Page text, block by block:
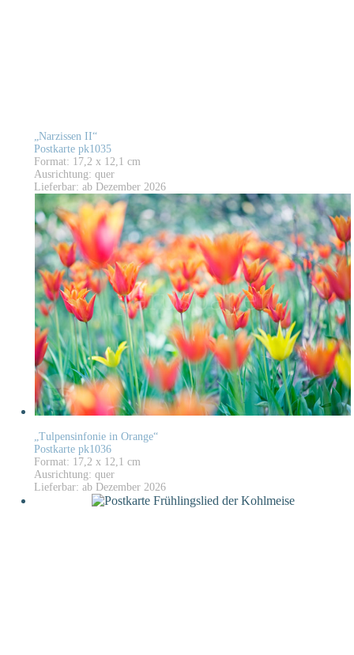
„Narzissen II“
Postkarte pk1035
Format: 17,2 x 12,1 cm
Ausrichtung: quer
Lieferbar: ab Dezember 2026
„Tulpensinfonie in Orange“
Postkarte pk1036
Format: 17,2 x 12,1 cm
Ausrichtung: quer
Lieferbar: ab Dezember 2026